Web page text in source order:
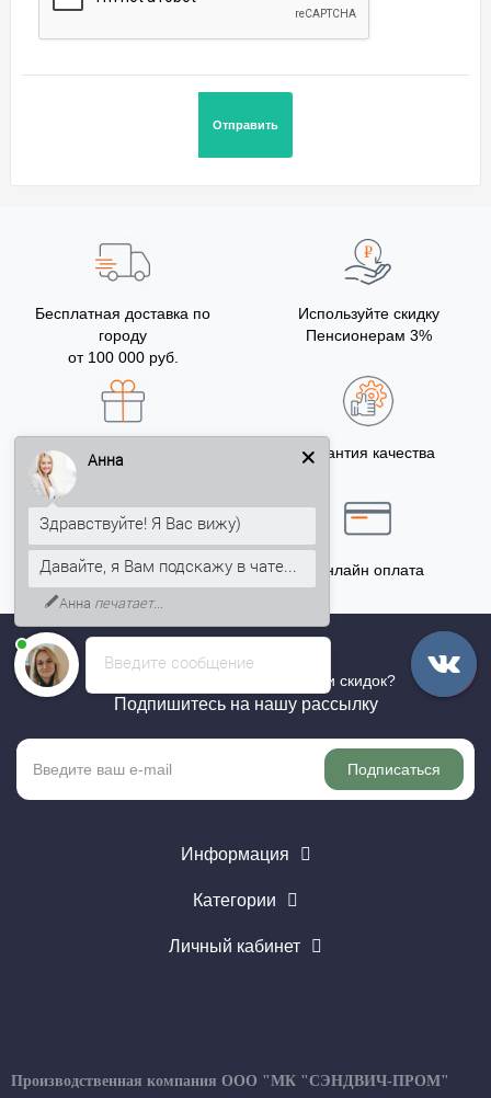
Бесплатная доставка по
городу
от 100 000 руб.
Используйте скидку
Пенсионерам 3%
Бонусы за покупку
5% на Ваш счет
Гарантия качества
Точный расчёт Онлайн оплата
Хотите быть в курсе всех акций и скидок?
Подпишитесь на нашу рассылку
Подписаться
Информация
Категории
Личный кабинет
Производственная компания ООО "МК "СЭНДВИЧ-ПРОМ"
Введите сообщение
Анна
Здравствуйте! Я Вас вижу)
Давайте, я Вам подскажу в чате...
Анна печатает...